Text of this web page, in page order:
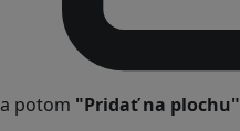
a potom "Pridať na plochu"